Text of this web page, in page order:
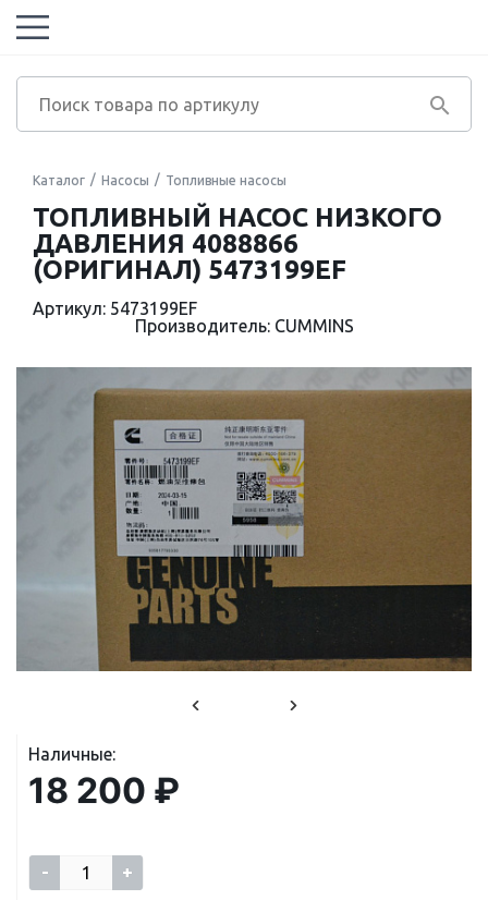
Каталог Насосы Топливные насосы
ТОПЛИВНЫЙ НАСОС НИЗКОГО
ДАВЛЕНИЯ 4088866
(ОРИГИНАЛ) 5473199EF
Артикул: 5473199EF
Производитель: CUMMINS
Наличные:
18 200 ₽
- +